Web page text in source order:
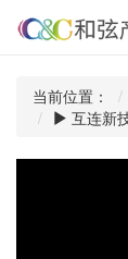
当前位置：
互连新